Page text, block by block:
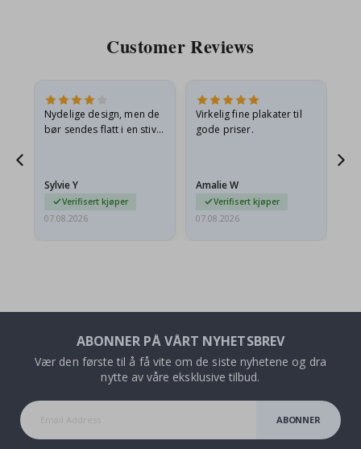
Customer Reviews
Nydelige design, men de
bør sendes flatt i en stiv
Sylvie Y
Verifisert kjøper
07.08.2026
Virkelig fine plakater til
gode priser.
Amalie W
Verifisert kjøper
07.08.2026
ABONNER PÅ VÅRT NYHETSBREV
Vær den første til å få vite om de siste nyhetene og dra
nytte av våre eksklusive tilbud.
ABONNER